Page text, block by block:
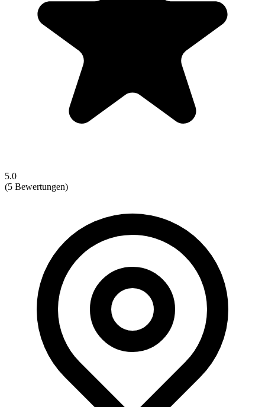
5.0
(5 Bewertungen)